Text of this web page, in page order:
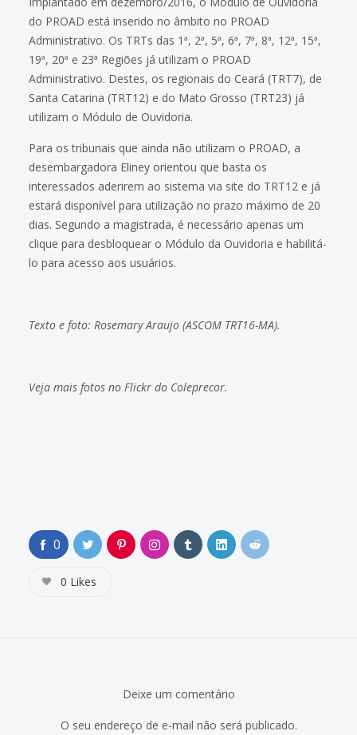
do PROAD está inserido no âmbito no PROAD
Administrativo. Os TRTs das 1ª, 2ª, 5ª, 6ª, 7ª, 8ª, 12ª, 15ª,
19ª, 20ª e 23ª Regiões já utilizam o PROAD
Administrativo. Destes, os regionais do Ceará (TRT7), de
Santa Catarina (TRT12) e do Mato Grosso (TRT23) já
utilizam o Módulo de Ouvidoria.
Para os tribunais que ainda não utilizam o PROAD, a
desembargadora Eliney orientou que basta os
interessados aderirem ao sistema via site do TRT12 e já
estará disponível para utilização no prazo máximo de 20
dias. Segundo a magistrada, é necessário apenas um
clique para desbloquear o Módulo da Ouvidoria e habilitá-
lo para acesso aos usuários.
Texto e foto: Rosemary Araujo (ASCOM TRT16-MA).
Veja mais fotos no Flickr do Coleprecor.
0
0 Likes
Deixe um comentário
O seu endereço de e-mail não será publicado.